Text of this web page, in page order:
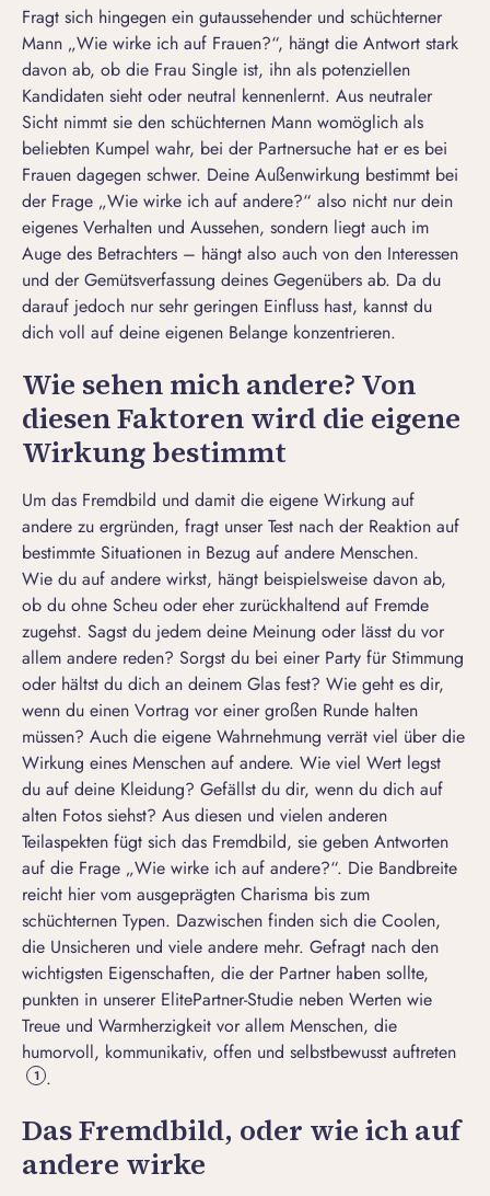
Fragt sich hingegen ein gutaussehender und schüchterner
Mann „Wie wirke ich auf Frauen?“, hängt die Antwort stark
davon ab, ob die Frau Single ist, ihn als potenziellen
Kandidaten sieht oder neutral kennenlernt. Aus neutraler
Sicht nimmt sie den schüchternen Mann womöglich als
beliebten Kumpel wahr, bei der Partnersuche hat er es bei
Frauen dagegen schwer. Deine Außenwirkung bestimmt bei
der Frage „Wie wirke ich auf andere?“ also nicht nur dein
eigenes Verhalten und Aussehen, sondern liegt auch im
Auge des Betrachters – hängt also auch von den Interessen
und der Gemütsverfassung deines Gegenübers ab. Da du
darauf jedoch nur sehr geringen Einfluss hast, kannst du
dich voll auf deine eigenen Belange konzentrieren.
Wie sehen mich andere? Von
diesen Faktoren wird die eigene
Wirkung bestimmt
Um das Fremdbild und damit die eigene Wirkung auf
andere zu ergründen, fragt unser Test nach der Reaktion auf
bestimmte Situationen in Bezug auf andere Menschen.
Wie du auf andere wirkst, hängt beispielsweise davon ab,
ob du ohne Scheu oder eher zurückhaltend auf Fremde
zugehst. Sagst du jedem deine Meinung oder lässt du vor
allem andere reden? Sorgst du bei einer Party für Stimmung
oder hältst du dich an deinem Glas fest? Wie geht es dir,
wenn du einen Vortrag vor einer großen Runde halten
müssen? Auch die eigene Wahrnehmung verrät viel über die
Wirkung eines Menschen auf andere. Wie viel Wert legst
du auf deine Kleidung? Gefällst du dir, wenn du dich auf
alten Fotos siehst? Aus diesen und vielen anderen
Teilaspekten fügt sich das Fremdbild, sie geben Antworten
auf die Frage „Wie wirke ich auf andere?“. Die Bandbreite
reicht hier vom ausgeprägten Charisma bis zum
schüchternen Typen. Dazwischen finden sich die Coolen,
die Unsicheren und viele andere mehr. Gefragt nach den
wichtigsten Eigenschaften, die der Partner haben sollte,
punkten in unserer ElitePartner-Studie neben Werten wie
Treue und Warmherzigkeit vor allem Menschen, die
humorvoll, kommunikativ, offen und selbstbewusst auftreten
1 .
Das Fremdbild, oder wie ich auf
andere wirke